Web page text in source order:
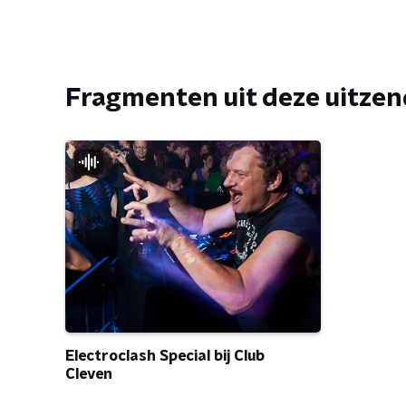
Fragmenten uit deze
Electroclash Special bij Club
Cleven